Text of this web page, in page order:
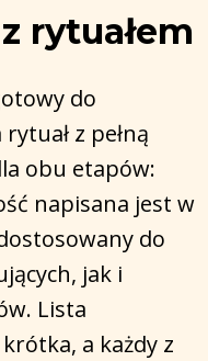
rytuałem
do
z pełną
obu etapów:
napisana jest w
do
jak i
Lista
a każdy z